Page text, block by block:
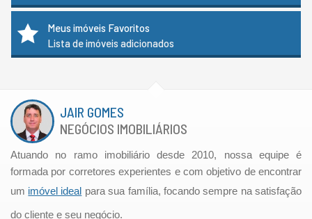
Meus imóveis Favoritos
Lista de imóveis adicionados
JAIR GOMES
NEGÓCIOS IMOBILIÁRIOS
Atuando no ramo imobiliário desde 2010, nossa equipe é
formada por corretores experientes e com objetivo de encontrar
um imóvel ideal para sua família, focando sempre na satisfação
do cliente e seu negócio.